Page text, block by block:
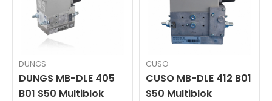
DUNGS
DUNGS MB-DLE 405
B01 S50 Multiblok
CUSO
CUSO MB-DLE 412 B01
S50 Multiblok